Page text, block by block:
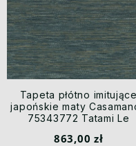
Tapeta płótno imitujące
japońskie maty
75343772 Tatami Le
863,00 zł